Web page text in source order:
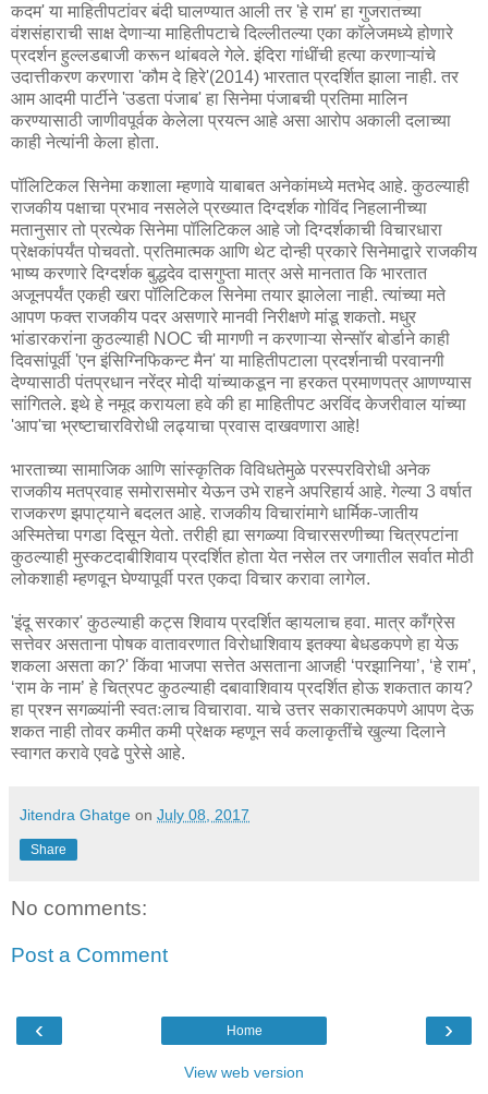
कदम' या माहितीपटांवर बंदी घालण्यात आली तर 'हे राम' हा गुजरातच्या
वंशसंहाराची साक्ष देणाऱ्या माहितीपटाचे दिल्लीतल्या एका कॉलेजमध्ये होणारे
प्रदर्शन हुल्लडबाजी करून थांबवले गेले. इंदिरा गांधींची हत्या करणाऱ्यांचे
उदात्तीकरण करणारा 'कौम दे हिरे'(2014) भारतात प्रदर्शित झाला नाही. तर
आम आदमी पार्टीने 'उडता पंजाब' हा सिनेमा पंजाबची प्रतिमा मालिन
करण्यासाठी जाणीवपूर्वक केलेला प्रयत्न आहे असा आरोप अकाली दलाच्या
काही नेत्यांनी केला होता.
पॉलिटिकल सिनेमा कशाला म्हणावे याबाबत अनेकांमध्ये मतभेद आहे. कुठल्याही
राजकीय पक्षाचा प्रभाव नसलेले प्रख्यात दिग्दर्शक गोविंद निहलानीच्या
मतानुसार तो प्रत्येक सिनेमा पॉलिटिकल आहे जो दिग्दर्शकाची विचारधारा
प्रेक्षकांपर्यंत पोचवतो. प्रतिमात्मक आणि थेट दोन्ही प्रकारे सिनेमाद्वारे राजकीय
भाष्य करणारे दिग्दर्शक बुद्धदेव दासगुप्ता मात्र असे मानतात कि भारतात
अजूनपर्यंत एकही खरा पॉलिटिकल सिनेमा तयार झालेला नाही. त्यांच्या मते
आपण फक्त राजकीय पदर असणारे मानवी निरीक्षणे मांडू शकतो. मधुर
भांडारकरांना कुठल्याही NOC ची मागणी न करणाऱ्या सेन्सॉर बोर्डाने काही
दिवसांपूर्वी 'एन इंसिग्निफिकन्ट मैन' या माहितीपटाला प्रदर्शनाची परवानगी
देण्यासाठी पंतप्रधान नरेंद्र मोदी यांच्याकडून ना हरकत प्रमाणपत्र आणण्यास
सांगितले. इथे हे नमूद करायला हवे की हा माहितीपट अरविंद केजरीवाल यांच्या
'आप'चा भ्रष्टाचारविरोधी लढ्याचा प्रवास दाखवणारा आहे!
भारताच्या सामाजिक आणि सांस्कृतिक विविधतेमुळे परस्परविरोधी अनेक
राजकीय मतप्रवाह समोरासमोर येऊन उभे राहने अपरिहार्य आहे. गेल्या 3 वर्षात
राजकरण झपाट्याने बदलत आहे. राजकीय विचारांमागे धार्मिक-जातीय
अस्मितेचा पगडा दिसून येतो. तरीही ह्या सगळ्या विचारसरणीच्या चित्रपटांना
कुठल्याही मुस्कटदाबीशिवाय प्रदर्शित होता येत नसेल तर जगातील सर्वात मोठी
लोकशाही म्हणवून घेण्यापूर्वी परत एकदा विचार करावा लागेल.
'इंदू सरकार' कुठल्याही कट्स शिवाय प्रदर्शित व्हायलाच हवा. मात्र काँग्रेस
सत्तेवर असताना पोषक वातावरणात विरोधाशिवाय इतक्या बेधडकपणे हा येऊ
शकला असता का?' किंवा भाजपा सत्तेत असताना आजही ‘परझानिया’, ‘हे राम’,
‘राम के नाम’ हे चित्रपट कुठल्याही दबावाशिवाय प्रदर्शित होऊ शकतात काय?
हा प्रश्न सगळ्यांनी स्वतःलाच विचारावा. याचे उत्तर सकारात्मकपणे आपण देऊ
शकत नाही तोवर कमीत कमी प्रेक्षक म्हणून सर्व कलाकृतींचे खुल्या दिलाने
स्वागत करावे एवढे पुरेसे आहे.
Jitendra Ghatge on July 08, 2017
Share
No comments:
Post a Comment
‹ ›
Home
View web version